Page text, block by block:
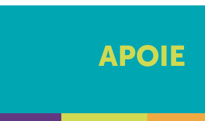
APOIE